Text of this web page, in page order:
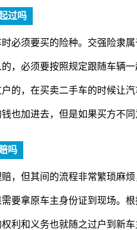
过吗
必须要买的险种。交强险隶
，必须要按照规定跟随车辆一
的，在买卖二手车的时候让
也加进去，但是如果买方不同
吗
，但其间的流程非常繁琐麻
要拿原车主身份证到现场。
利和义务也就随之过户到新车